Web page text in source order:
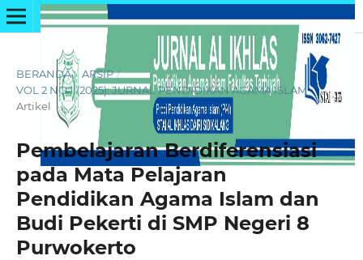
BERANDA / ARSIP /
VOL 2 NO 1 (2025): JURNAL PENDIDIKAN AGAMA ISLAM /
Artikel
Pembelajaran Berdiferensiasi
pada Mata Pelajaran
Pendidikan Agama Islam dan
Budi Pekerti di SMP Negeri 8
Purwokerto